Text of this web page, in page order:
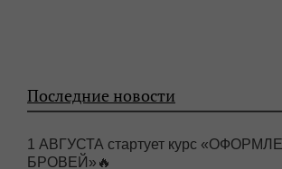
Последние новости
1 АВГУСТА стартует курс
БРОВЕЙ»🔥